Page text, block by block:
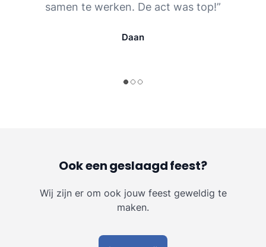
samen te werken. De act was top!”
Daan
Ook een geslaagd feest?
Wij zijn er om ook jouw feest geweldig te
maken.